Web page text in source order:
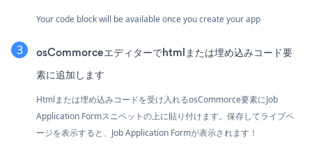
Your code block will be available once you create your app
osCommorceエディターでhtmlまたは埋め込みコード要
素に追加します
Htmlまたは埋め込みコードを受け入れるosCommorce要素にJob
Application Formスニペットの上に貼り付けます。保存してライブペ
ージを表示すると、Job Application Formが表示されます！